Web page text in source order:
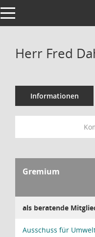
Toggle navigation
Herr Fred
Informationen
Gremium
als beratende
Ausschuss für